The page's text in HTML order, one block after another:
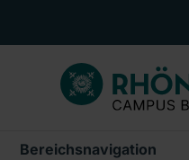
MEDIZIN & PFLEGE
PATIENTEN & BESUCHER
Bereichsnavigation